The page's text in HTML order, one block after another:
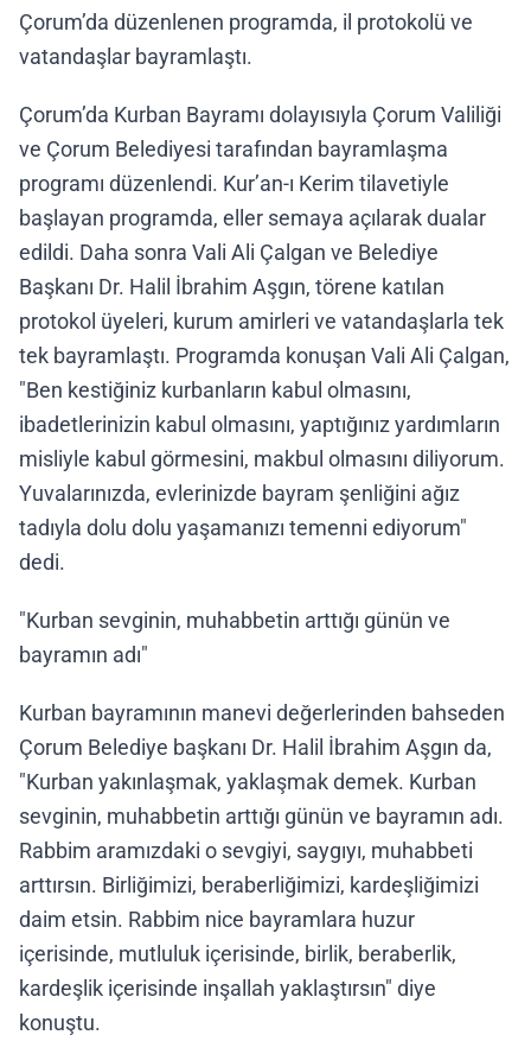
Çorum’da düzenlenen programda, il protokolü ve
vatandaşlar bayramlaştı.
Çorum’da Kurban Bayramı dolayısıyla Çorum Valiliği
ve Çorum Belediyesi tarafından bayramlaşma
programı düzenlendi. Kur’an-ı Kerim tilavetiyle
başlayan programda, eller semaya açılarak dualar
edildi. Daha sonra Vali Ali Çalgan ve Belediye
Başkanı Dr. Halil İbrahim Aşgın, törene katılan
protokol üyeleri, kurum amirleri ve vatandaşlarla tek
tek bayramlaştı. Programda konuşan Vali Ali Çalgan,
"Ben kestiğiniz kurbanların kabul olmasını,
ibadetlerinizin kabul olmasını, yaptığınız yardımların
misliyle kabul görmesini, makbul olmasını diliyorum.
Yuvalarınızda, evlerinizde bayram şenliğini ağız
tadıyla dolu dolu yaşamanızı temenni ediyorum"
dedi.
"Kurban sevginin, muhabbetin arttığı günün ve
bayramın adı"
Kurban bayramının manevi değerlerinden bahseden
Çorum Belediye başkanı Dr. Halil İbrahim Aşgın da,
"Kurban yakınlaşmak, yaklaşmak demek. Kurban
sevginin, muhabbetin arttığı günün ve bayramın adı.
Rabbim aramızdaki o sevgiyi, saygıyı, muhabbeti
arttırsın. Birliğimizi, beraberliğimizi, kardeşliğimizi
daim etsin. Rabbim nice bayramlara huzur
içerisinde, mutluluk içerisinde, birlik, beraberlik,
kardeşlik içerisinde inşallah yaklaştırsın" diye
konuştu.